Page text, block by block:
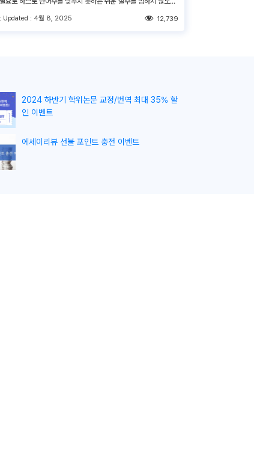
등을 익힌 후에 입학 에세이를 지원 과정의 마지막 단계로 남깁
Updated : 4월 8, 2025 12,739
2024 하반기 학위논문 교정/번역 최대 35% 할
인 이벤트
에세이리뷰 선불 포인트 충전 이벤트